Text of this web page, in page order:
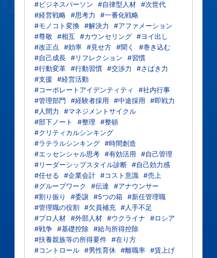
#ビジネスパーソン #自律型人材 #次世代
#経営戦略 #思考力
#一番化戦略
#モノコト変換 #解決力
#アファメーション
#尊敬
#相互 #カウンセリング #ヨイ出し
#改正点
#効率 #見せ方 #聞く
#巻き込む
#自己成長 #リフレクション
#習慣
#行動変革 #行動習慣 #交渉力
#さばき力
#支援
#経営活動
#コーポレートアイデンティティ
#社内行事
#管理部門
#経験者採用 #中途採用
#即戦力
#人間力
#マネジメントサイクル
#部下ノート
#整理
#整頓
#クリティカルシンキング
#ラテラルシンキング #時間創造
#エッセンシャル思考 #有効活用
#自己管理
#リーダーシップスタイル診断 #自己効力感
#任せる
#企業会計 #コスト意識 #売上
#グループワーク
#伝達
#アナウンサー
#割り振り
#委譲 #5つの箱 #新任管理職
#管理職の役割 #欠員補充 #人手不足
#プロ人材 #外部人材 #ウクライナ
#ロシア
#戦争 #基礎控除
#給与所得控除
#扶養親族等の所得要件 #在り方
#コントロール #男性育休 #離職率 #賃上げ